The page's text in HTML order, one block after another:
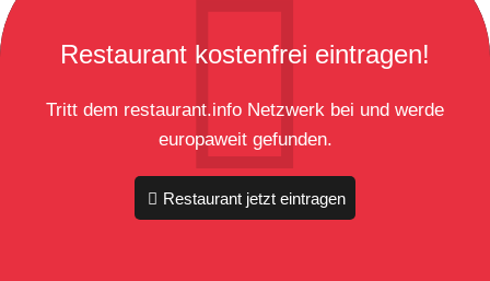
Restaurant kostenfrei eintragen!
Tritt dem restaurant.info Netzwerk bei und werde
europaweit gefunden.
Restaurant jetzt eintragen